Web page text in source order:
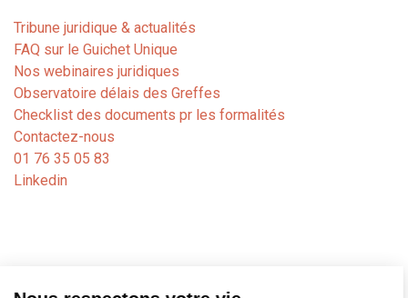
Tribune juridique & actualités
FAQ sur le Guichet Unique
Nos webinaires juridiques
Observatoire délais des Greffes
Checklist des documents pr les formalités
Contactez-nous
01 76 35 05 83
Linkedin